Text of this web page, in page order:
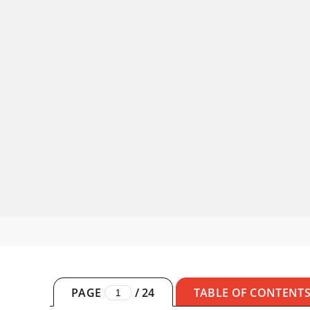
PAGE /24 TABLE OF CONTENTS